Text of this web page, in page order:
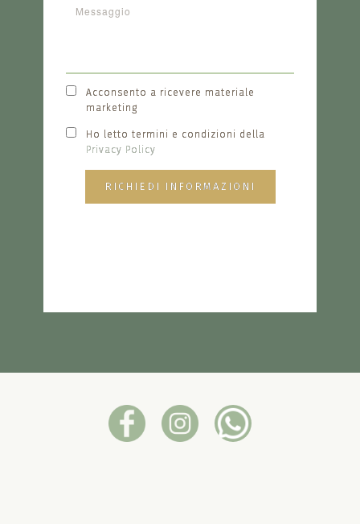
Acconsento a ricevere materiale
marketing
Ho letto termini e condizioni della
Privacy Policy
RICHIEDI INFORMAZIONI